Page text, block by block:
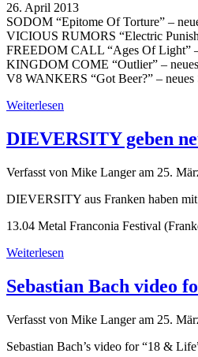
26. April 2013
SODOM “Epitome Of Torture” –
VICIOUS RUMORS “Electric
FREEDOM CALL “Ages Of Light”
KINGDOM COME “Outlier” –
V8 WANKERS “Got Beer?” – neues
Weiterlesen
DIEVERSITY geben
Verfasst von Mike Langer am 25.
DIEVERSITY aus Franken haben
13.04 Metal Franconia Festival
Weiterlesen
Sebastian Bach video
Verfasst von Mike Langer am 25.
Sebastian Bach’s video for “18 &